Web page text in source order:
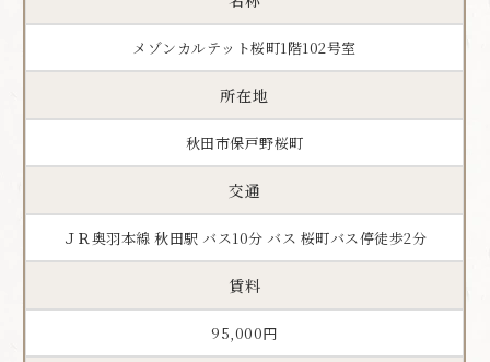
メゾンカルテット桜町1階102号室
所在地
秋田市保戸野桜町
交通
ＪＲ奥羽本線 秋田駅 バス10分 バス 桜町バス停徒歩2分
賃料
95,000円